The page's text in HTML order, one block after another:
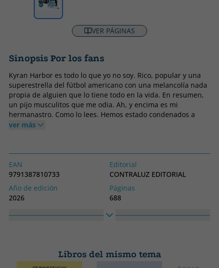
VER PÁGINAS
Sinopsis Por los fans
Kyran Harbor es todo lo que yo no soy. Rico, popular y una
superestrella del fútbol americano con una melancolía nada
propia de alguien que lo tiene todo en la vida. En resumen,
un pijo musculitos que me odia. Ah, y encima es mi
hermanastro. Como lo lees. Hemos estado condenados a
compartir instituto, casa... y hasta el baño. La verdad es que
diferentes. Mi plan era mantenerme alejado de él todo lo
posible cuando empezáramos la universidad... hasta que un
giro desafortunado de los acontecimientos nos ha puesto a
ambos entre la espada y la pared. Ahora, el capullo
malhumorado al que esperaba evitar a toda costa podría ser
la única persona capaz de ayudarme. Avi Vega representa
todo lo que odio. Es un artista con la cabeza llena de pájaros
en la misma universidad, pero, para colmo, una repentina
falta de dinero ha limitado bastante mis opciones. Si quiero
ver más
EAN
9791387810733
Editorial
CONTRALUZ EDITORIAL
Año de edición
2026
Páginas
688
Colección
Libros del mismo tema